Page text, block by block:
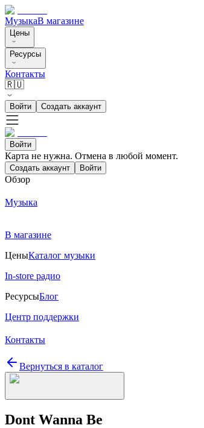
МузыкаВ магазине
Цены
Ресурсы
Контакты
🇷🇺
Войти Создать аккаунт
Войти
Карта не нужна. Отмена в любой момент.
Создать аккаунт Войти
Обзор
Музыка
В магазине
ЦеныКаталог музыки
In-store радио
РесурсыБлог
Центр поддержки
Контакты
Вернуться в каталог
Dont Wanna Be